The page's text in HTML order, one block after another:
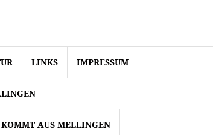
LINKS IMPRESSUM
AUS MELLINGEN